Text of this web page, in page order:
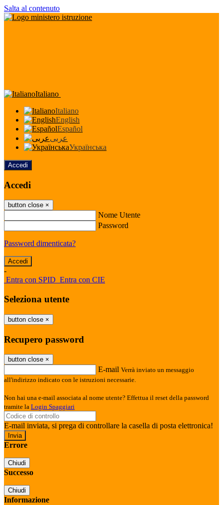
Salta al contenuto
Italiano
Italiano
English
Español
عربى
Українська
Accedi
Accedi
button close ×
Nome Utente
Password
Password dimenticata?
-
Entra con SPID Entra con CIE
Seleziona utente
button close ×
Recupero password
button close ×
E-mail Verrà inviato un messaggio
all'indirizzo indicato con le istruzioni necessarie.
Non hai una e-mail associata al nome utente? Effettua il reset della password
tramite la Login Spaggiari
E-mail inviata, si prega di controllare la casella di posta elettronica!
Errore
Chiudi
Successo
Chiudi
Informazione